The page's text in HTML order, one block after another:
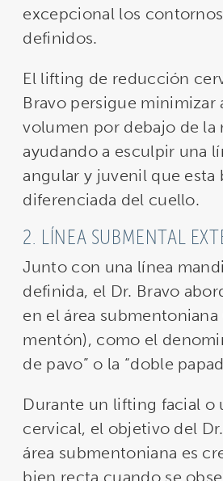
excepcional los
definidos.
El lifting de reducción
Bravo persigue minimizar
volumen por debajo de la
ayudando a esculpir una
angular y juvenil que esta
diferenciada del cuello.
2. LÍNEA SUBMENTAL
Junto con una línea
definida, el Dr. Bravo
en el área
mentón), como el
de pavo” o la “doble
Durante un lifting facial o
cervical, el objetivo del
área submentoniana es
bien recta cuando se